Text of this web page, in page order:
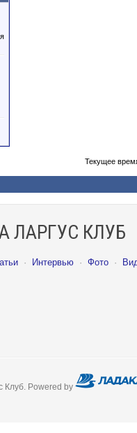
Текущее
ЛАРГУС КЛУБ
· Интервью · Фото ·
Клуб. Powered by